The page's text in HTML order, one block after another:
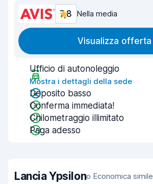
7,8 Nella media
Visualizza offerta
Ufficio di autonoleggio
Mostra i dettagli della sede
Deposito basso
Conferma immediata!
Chilometraggio illimitato
Paga adesso
Lancia Ypsilono Economica simile